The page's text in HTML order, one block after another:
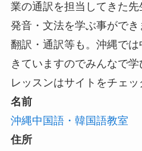
業の通訳を担当してきた
発音・文法を学ぶ事がで
翻訳・通訳等も。沖縄で
きていますのでみんなで
レッスンはサイトをチェッ
名前
沖縄中国語・韓国語教室
住所